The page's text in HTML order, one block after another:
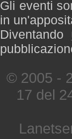
Gli eventi
in
Diventando
© 2005 -
17 del